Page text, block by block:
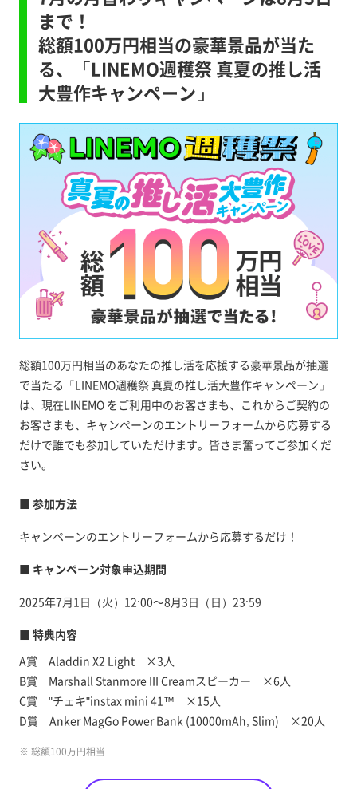
まで！
総額100万円相当の豪華景品が当た
る、「LINEMO週穫祭 真夏の推し活
大豊作キャンペーン」
総額100万円相当のあなたの推し活を応援する豪華景品が抽選
で当たる「LINEMO週穫祭 真夏の推し活大豊作キャンペーン」
は、現在LINEMO をご利用中のお客さまも、これからご契約の
お客さまも、キャンペーンのエントリーフォームから応募する
だけで誰でも参加していただけます。皆さま奮ってご参加くだ
さい。
■ 参加方法
キャンペーンのエントリーフォームから応募するだけ！
■ キャンペーン対象申込期間
2025年7月1日（火）12:00～8月3日（日）23:59
■ 特典内容
A賞 Aladdin X2 Light ×3人
B賞 Marshall Stanmore III Creamスピーカー ×6人
C賞 "チェキ"instax mini 41™ ×15人
D賞 Anker MagGo Power Bank (10000mAh, Slim) ×20人
※ 総額100万円相当